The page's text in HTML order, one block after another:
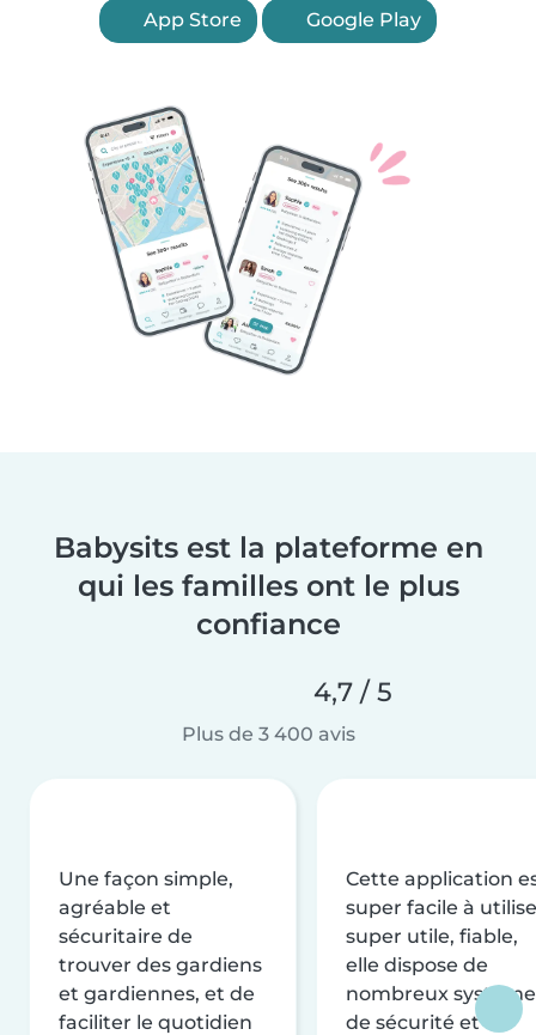
App Store Google Play
Babysits est la plateforme en
qui les familles ont le plus
confiance
4,7 / 5
Plus de 3 400 avis
Une façon simple,
agréable et
sécuritaire de
trouver des gardiens
et gardiennes, et de
faciliter le quotidien
Cette application
super facile à
super utile, fiable,
elle dispose de
nombreux
de sécurité et de